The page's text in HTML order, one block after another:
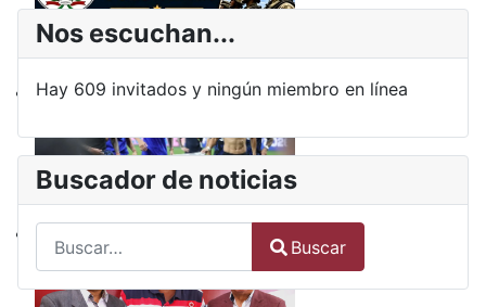
Nos escuchan...
Hay 609 invitados y ningún miembro en línea
Buscador de noticias
Type 2 or more characters for results.
Buscar